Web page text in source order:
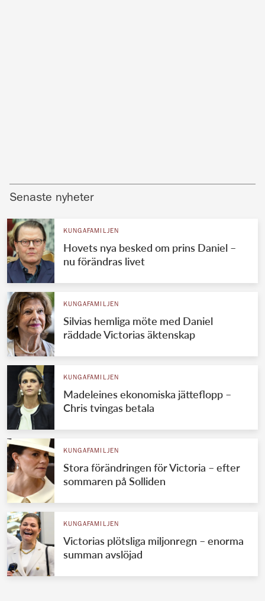
Senaste nyheter
KUNGAFAMILJEN
Hovets nya besked om prins Daniel –
nu förändras livet
KUNGAFAMILJEN
Silvias hemliga möte med Daniel
räddade Victorias äktenskap
KUNGAFAMILJEN
Madeleines ekonomiska jätteflopp –
Chris tvingas betala
KUNGAFAMILJEN
Stora förändringen för Victoria – efter
sommaren på Solliden
KUNGAFAMILJEN
Victorias plötsliga miljonregn – enorma
summan avslöjad